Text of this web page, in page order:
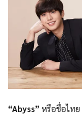
“Abyss” หรือชื่อไทย